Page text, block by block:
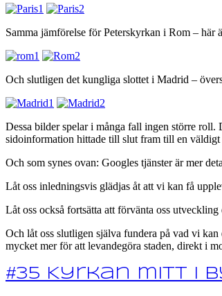
Samma jämförelse för Peterskyrkan i Rom – här
Och slutligen det kungliga slottet i Madrid –
Dessa bilder spelar i många fall ingen större
sidoinformation hittade till slut fram till en
Och som synes ovan: Googles tjänster är mer
Låt oss inledningsvis glädjas åt att vi kan få
Låt oss också fortsätta att förvänta oss
Och låt oss slutligen själva fundera på vad vi
mycket mer för att levandegöra staden, direkt i
#35 Kyrkan mitt i